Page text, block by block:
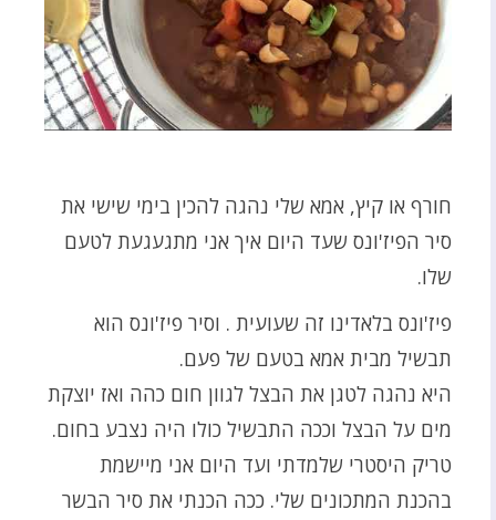
חורף או קיץ, אמא שלי נהגה להכין בימי שישי את
סיר הפיז'ונס שעד היום איך אני מתגעגעת לטעם
שלו.
פיז'ונס בלאדינו זה שעועית . וסיר פיז'ונס הוא
תבשיל מבית אמא בטעם של פעם.
היא נהגה לטגן את הבצל לגוון חום כהה ואז יוצקת
מים על הבצל וככה התבשיל כולו היה נצבע בחום.
טריק היסטרי שלמדתי ועד היום אני מיישמת
בהכנת המתכונים שלי. ככה הכנתי את סיר הבשר